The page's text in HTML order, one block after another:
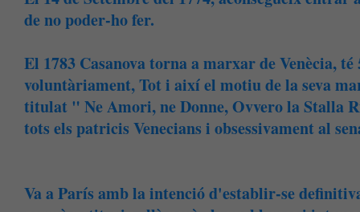
de no poder-ho fer.
El 1783 Casanova torna a marxar de Venècia, té
voluntàriament, Tot i així el motiu de la seva
titulat " Ne Amori, ne Donne, Ovvero la Stalla
tots els patricis Venecians i obsessivament al
Va a París amb la intenció d'establir-se